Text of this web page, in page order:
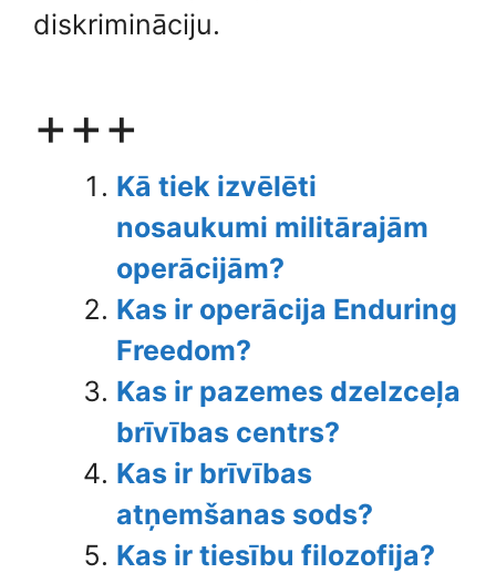
diskrimināciju.
+++
Kā tiek izvēlēti
nosaukumi militārajām
operācijām?
Kas ir operācija Enduring
Freedom?
Kas ir pazemes dzelzceļa
brīvības centrs?
Kas ir brīvības
atņemšanas sods?
Kas ir tiesību filozofija?